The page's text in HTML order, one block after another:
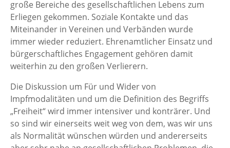
große Bereiche des gesellschaftlichen Lebens zum
Erliegen gekommen. Soziale Kontakte und das
Miteinander in Vereinen und Verbänden wurde
immer wieder reduziert. Ehrenamtlicher Einsatz und
bürgerschaftliches Engagement gehören damit
weiterhin zu den großen Verlierern.
Die Diskussion um Für und Wider von
Impfmodalitäten und um die Definition des Begriffs
„Freiheit“ wird immer intensiver und konträrer. Und
so sind wir einerseits weit weg von dem, was wir uns
als Normalität wünschen würden und andererseits